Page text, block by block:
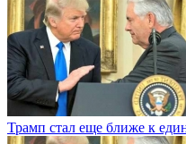
Трамп стал еще ближе к